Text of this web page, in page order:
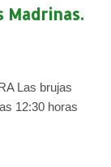
Madrinas.
Las brujas
12:30 horas